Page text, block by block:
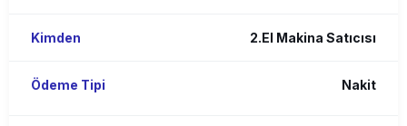
Kimden 2.El Makina Satıcısı
Ödeme Tipi Nakit